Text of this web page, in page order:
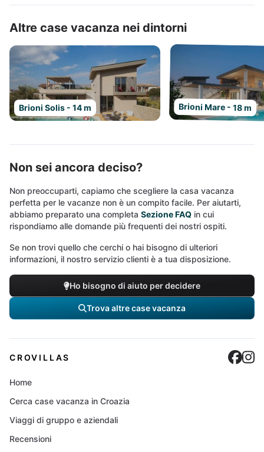
Altre case vacanza nei dintorni
Brioni Solis - 14 m Brioni Mare - 18 m
Non sei ancora deciso?
Non preoccuparti, capiamo che scegliere la casa vacanza
perfetta per le vacanze non è un compito facile. Per aiutarti,
abbiamo preparato una completa Sezione FAQ in cui
rispondiamo alle domande più frequenti dei nostri ospiti.
Se non trovi quello che cerchi o hai bisogno di ulteriori
informazioni, il nostro servizio clienti è a tua disposizione.
Ho bisogno di aiuto per decidere
Trova altre case vacanza
CROVILLAS
Home
Cerca case vacanza in Croazia
Viaggi di gruppo e aziendali
Recensioni